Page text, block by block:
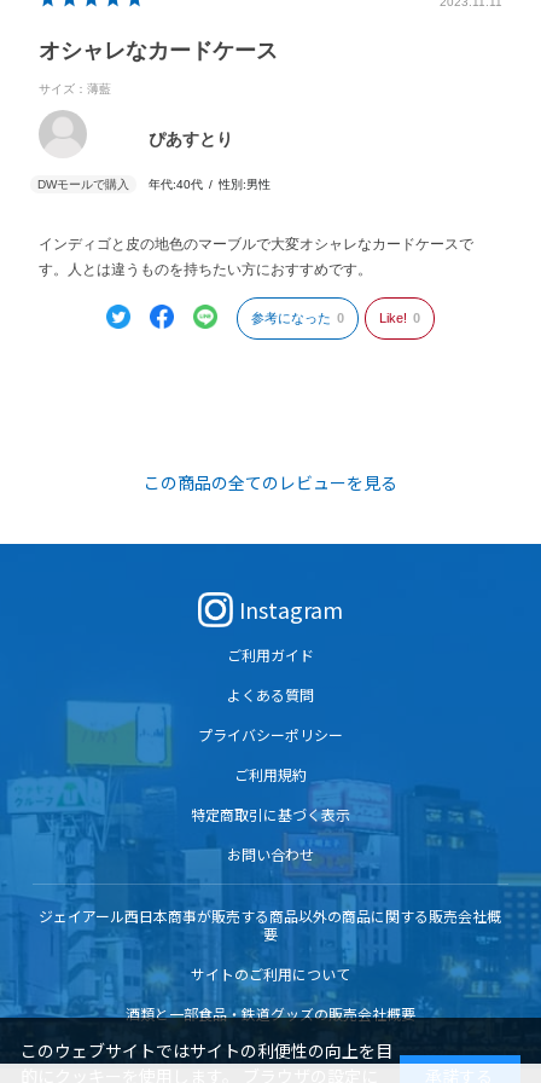
オシャレなカードケース
サイズ：薄藍
ぴあすとり
年代:40代 性別:男性
インディゴと皮の地色のマーブルで大変オシャレなカードケースで
す。人とは違うものを持ちたい方におすすめです。
参考になった 0 Like! 0
この商品の全てのレビューを見る
Instagram
ご利用ガイド
よくある質問
プライバシーポリシー
ご利用規約
特定商取引に基づく表示
お問い合わせ
ジェイアール西日本商事が販売する商品以外の商品に関する販売会社概
要
サイトのご利用について
酒類と一部食品・鉄道グッズの販売会社概要
このウェブサイトではサイトの利便性の向上を目
的にクッキーを使用します。 ブラウザの設定に